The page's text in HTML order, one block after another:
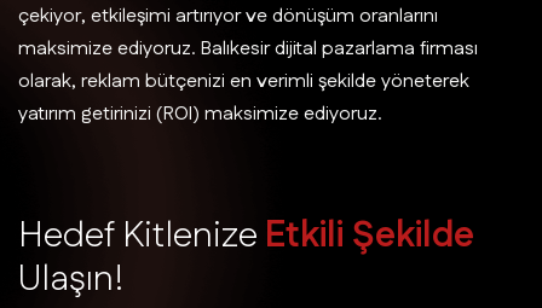
çekiyor, etkileşimi artırıyor ve dönüşüm oranlarını
maksimize ediyoruz. Balıkesir dijital pazarlama firması
olarak, reklam bütçenizi en verimli şekilde yöneterek
yatırım getirinizi (ROI) maksimize ediyoruz.
Hedef Kitlenize Etkili Şekilde
Ulaşın!